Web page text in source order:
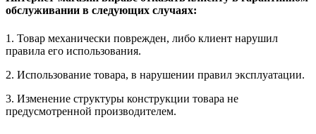
обслуживании в следующих случаях:
1. Товар механически поврежден, либо клиент нарушил
правила его использования.
2. Использование товара, в нарушении правил эксплуатации.
3. Изменение структуры конструкции товара не
предусмотренной производителем.